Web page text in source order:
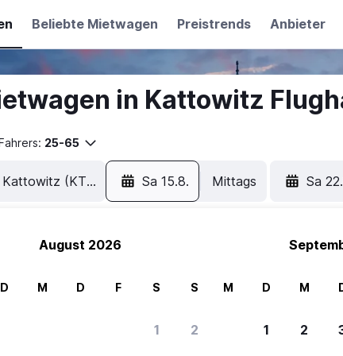
Beliebte Mietwagen Preistrends Anbieter
in Kattowitz
25-65
Sa 15.8. Mittags Sa
August 2026
D M D F S S
1 2
M D M
1 2